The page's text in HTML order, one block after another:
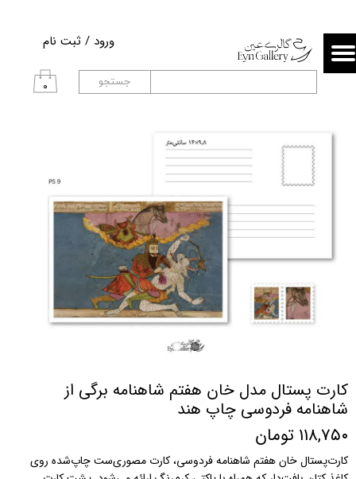
۰
ورود / ثبت نام
حساب کاربری من
تغییر گذر واژه
خروج از حساب کاربری
جستجو
کارت پستال مدل خان هفتم شاهنامه برگی از
شاهنامه فردوسی چاپ هند
۱۱۸,۷۵۰ تومان
کارت‌پستال خان هفتم شاهنامه فردوسی، کارت مصوری‌ست چاپ‌شده روی